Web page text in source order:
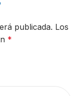
publicada. Los
*